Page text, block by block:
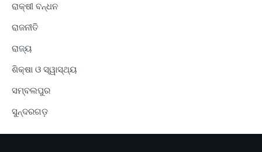
ରାକ୍ଷୀ ବନ୍ଧନ
ରାଜନୀତି
ରାଜ୍ୟ
ଶିକ୍ଷା ଓ ସ୍ୱାସ୍ଥ୍ୟ
ସମ୍ବଲପୁର
ସୁନ୍ଦରଗଡ଼